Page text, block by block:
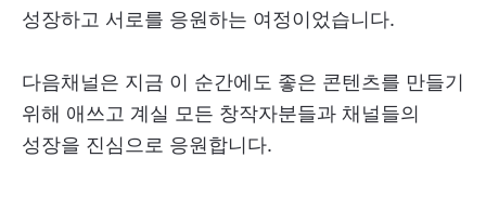
성장하고 서로를 응원하는 여정이었습니다.
다음채널은 지금 이 순간에도 좋은 콘텐츠를 만들기
위해 애쓰고 계실 모든 창작자분들과 채널들의
성장을 진심으로 응원합니다.